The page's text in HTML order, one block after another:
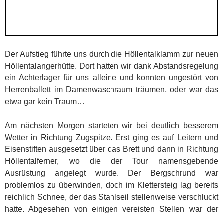
Der Aufstieg führte uns durch die Höllentalklamm zur neuen
Höllentalangerhütte. Dort hatten wir dank Abstandsregelung
ein Achterlager für uns alleine und konnten ungestört von
Herrenballett im Damenwaschraum träumen, oder war das
etwa gar kein Traum…
Am nächsten Morgen starteten wir bei deutlich besserem
Wetter in Richtung Zugspitze. Erst ging es auf Leitern und
Eisenstiften ausgesetzt über das Brett und dann in Richtung
Höllentalferner, wo die der Tour namensgebende
Ausrüstung angelegt wurde. Der Bergschrund war
problemlos zu überwinden, doch im Klettersteig lag bereits
reichlich Schnee, der das Stahlseil stellenweise verschluckt
hatte. Abgesehen von einigen vereisten Stellen war der